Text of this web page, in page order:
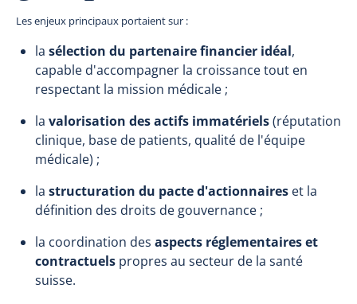
Les enjeux principaux portaient sur :
la sélection du partenaire financier idéal,
capable d'accompagner la croissance tout en
respectant la mission médicale ;
la valorisation des actifs immatériels(réputation
clinique, base de patients, qualité de l'équipe
médicale) ;
la structuration du pacte d'actionnaires et la
définition des droits de gouvernance ;
la coordination des aspects réglementaires et
contractuels propres au secteur de la santé
suisse.